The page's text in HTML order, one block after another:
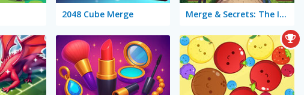
2048 Cube Merge Merge & Secrets: The Imperial Hotel